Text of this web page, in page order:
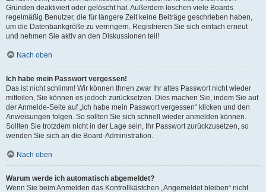
Gründen deaktiviert oder gelöscht hat. Außerdem löschen viele Boards
regelmäßig Benutzer, die für längere Zeit keine Beiträge geschrieben haben,
um die Datenbankgröße zu verringern. Registrieren Sie sich einfach erneut
und nehmen Sie aktiv an den Diskussionen teil!
Nach oben
Ich habe mein Passwort vergessen!
Das ist nicht schlimm! Wir können Ihnen zwar Ihr altes Passwort nicht wieder
mitteilen, Sie können es jedoch zurücksetzen. Dies machen Sie, indem Sie auf
der Anmelde-Seite auf „Ich habe mein Passwort vergessen“ klicken und den
Anweisungen folgen. So sollten Sie sich schnell wieder anmelden können.
Sollten Sie trotzdem nicht in der Lage sein, Ihr Passwort zurückzusetzen, so
wenden Sie sich an die Board-Administration.
Nach oben
Warum werde ich automatisch abgemeldet?
Wenn Sie beim Anmelden das Kontrollkästchen „Angemeldet bleiben“ nicht